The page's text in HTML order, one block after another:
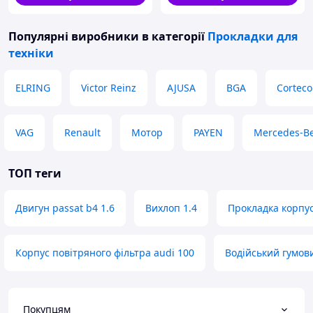
Популярні виробники в категорії Прокладки для
техніки
ELRING Victor Reinz AJUSA BGA Corteco
VAG Renault Мотор PAYEN Mercedes-
ТОП теги
Двигун passat b4 1.6 Вихлоп 1.4 Прокладка
Корпус повітряного фільтра audi 100 Водійський
Покупцям